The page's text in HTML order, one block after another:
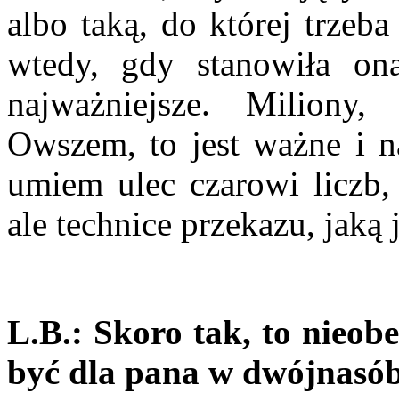
albo taką, do której trzeba
wtedy, gdy stanowiła
najważniejsze.
Owszem, to jest ważne i
umiem ulec czarowi
ale technice przekazu,
L.B.: Skoro tak, to
być dla pana w